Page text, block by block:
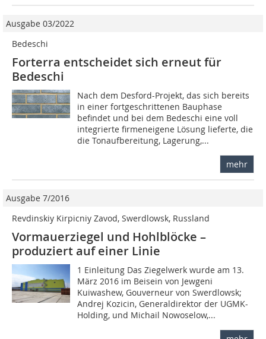
Ausgabe 03/2022
Bedeschi
Forterra entscheidet sich erneut für
Bedeschi
Nach dem Desford-Projekt, das sich bereits
in einer fortgeschrittenen Bauphase
befindet und bei dem Bedeschi eine voll
integrierte firmeneigene Lösung lieferte, die
die Tonaufbereitung, Lagerung,...
mehr
Ausgabe 7/2016
Revdinskiy Kirpicniy Zavod, Swerdlowsk, Russland
Vormauerziegel und Hohlblöcke –
produziert auf einer Linie
1 Einleitung Das Ziegelwerk wurde am 13.
März 2016 im Beisein von Jewgeni
Kuiwashew, Gouverneur von Swerdlowsk;
Andrej Kozicin, Generaldirektor der UGMK-
Holding, und Michail Nowoselow,...